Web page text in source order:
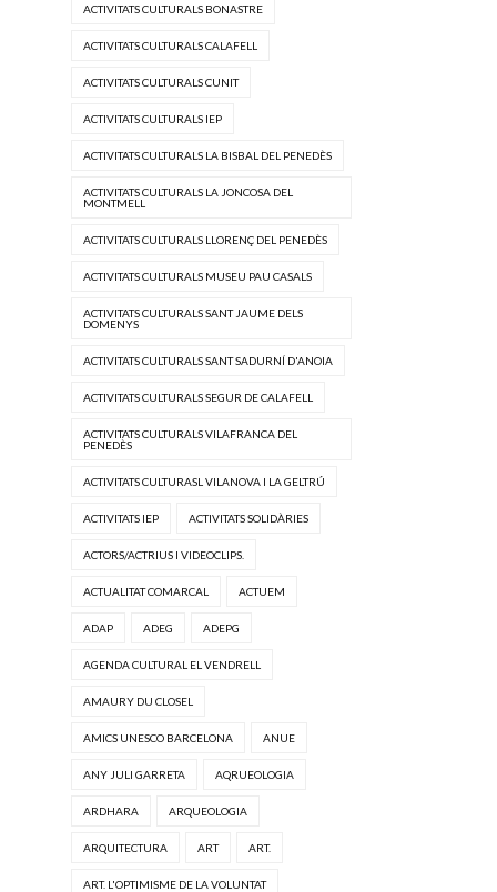
ACTIVITATS CULTURALS BONASTRE
ACTIVITATS CULTURALS CALAFELL
ACTIVITATS CULTURALS CUNIT
ACTIVITATS CULTURALS IEP
ACTIVITATS CULTURALS LA BISBAL DEL PENEDÈS
ACTIVITATS CULTURALS LA JONCOSA DEL
MONTMELL
ACTIVITATS CULTURALS LLORENÇ DEL PENEDÈS
ACTIVITATS CULTURALS MUSEU PAU CASALS
ACTIVITATS CULTURALS SANT JAUME DELS
DOMENYS
ACTIVITATS CULTURALS SANT SADURNÍ D'ANOIA
ACTIVITATS CULTURALS SEGUR DE CALAFELL
ACTIVITATS CULTURALS VILAFRANCA DEL
PENEDÈS
ACTIVITATS CULTURASL VILANOVA I LA GELTRÚ
ACTIVITATS IEP ACTIVITATS SOLIDÀRIES
ACTORS/ACTRIUS I VIDEOCLIPS.
ACTUALITAT COMARCAL ACTUEM
ADAP ADEG ADEPG
AGENDA CULTURAL EL VENDRELL
AMAURY DU CLOSEL
AMICS UNESCO BARCELONA ANUE
ANY JULI GARRETA AQRUEOLOGIA
ARDHARA ARQUEOLOGIA
ARQUITECTURA ART ART.
ART. L'OPTIMISME DE LA VOLUNTAT